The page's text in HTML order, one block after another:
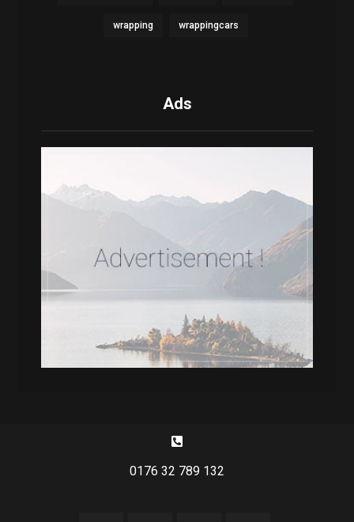
wrapping wrappingcars
Ads
0176 32 789 132